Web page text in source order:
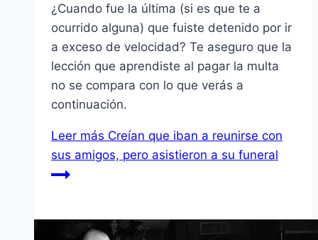
¿Cuando fue la última (si es que te a
ocurrido alguna) que fuiste detenido por ir
a exceso de velocidad? Te aseguro que la
lección que aprendiste al pagar la multa
no se compara con lo que verás a
continuación.
Leer más Creían que iban a reunirse con
sus amigos, pero asistieron a su funeral